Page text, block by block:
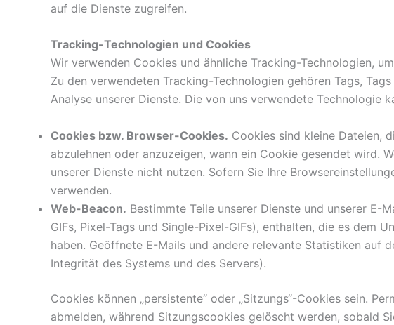
auf die Dienste zugreifen.
Tracking-Technologien und Cookies
Wir verwenden Cookies und ähnliche Tracking-Technologien,
Zu den verwendeten Tracking-Technologien gehören Tags,
Analyse unserer Dienste. Die von uns verwendete Technologie
Cookies bzw. Browser-Cookies. Cookies sind kleine Dateien,
abzulehnen oder anzuzeigen, wann ein Cookie gesendet wird.
unserer Dienste nicht nutzen. Sofern Sie Ihre
verwenden.
Web-Beacon. Bestimmte Teile unserer Dienste und unserer E-
GIFs, Pixel-Tags und Single-Pixel-GIFs), enthalten, die es dem
haben. Geöffnete E-Mails und andere relevante Statistiken auf
Integrität des Systems und des Servers).
Cookies können „persistente“ oder „Sitzungs“-Cookies sein.
abmelden, während Sitzungscookies gelöscht werden, sobald